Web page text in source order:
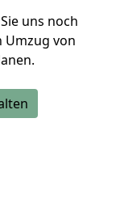
uns noch
Umzug von